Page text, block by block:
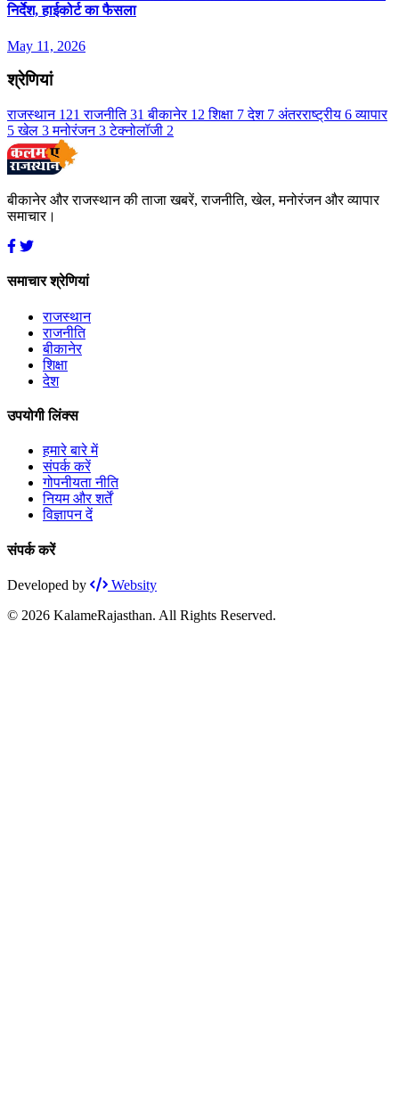
न‍िर्देश, हाईकोर्ट का फैसला
May 11, 2026
श्रेणियां
राजस्थान 121 राजनीति 31 बीकानेर 12 शिक्षा 7 देश 7 अंतरराष्ट्रीय 6 व्यापार
5 खेल 3 मनोरंजन 3 टेक्नोलॉजी 2
बीकानेर और राजस्थान की ताजा खबरें, राजनीति, खेल, मनोरंजन और व्यापार
समाचार।
समाचार श्रेणियां
राजस्थान
राजनीति
बीकानेर
शिक्षा
देश
उपयोगी लिंक्स
हमारे बारे में
संपर्क करें
गोपनीयता नीति
नियम और शर्तें
विज्ञापन दें
संपर्क करें
Developed by
Websity
© 2026 KalameRajasthan. All Rights Reserved.